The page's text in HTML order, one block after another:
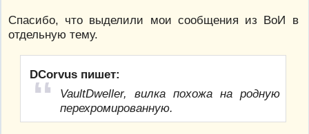
Спасибо, что выделили мои сообщения из ВоИ в
отдельную тему.
DCorvus пишет:
VaultDweller, вилка похожа на родную
перехромированную.